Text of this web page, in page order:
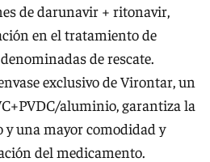
de darunavir + ritonavir,
en el tratamiento de
de rescate.
exclusivo de Virontar, un
aluminio, garantiza la
una mayor comodidad y
del medicamento.